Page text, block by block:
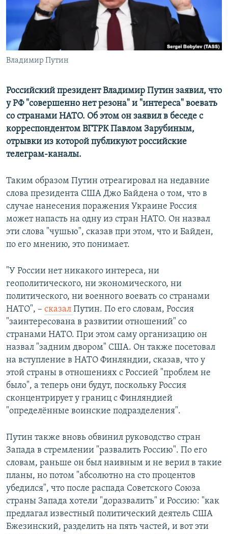
ПОБЕДИТЕЛЕЙ НЕ СУДЯТ?
КРЫМ.НЕПОКОРЕННЫЙ
ELIFBE
УКРАИНСКАЯ ПРОБЛЕМА КРЫМА
ПРИСОЕДИНЯЙТЕСЬ!
Владимир Путин
Российский президент Владимир Путин заявил, что
у РФ "совершенно нет резона" и "интереса" воевать
со странами НАТО. Об этом он заявил в беседе с
корреспондентом ВГТРК Павлом Зарубиным,
отрывки из которой публикуют российские
телеграм-каналы.
Таким образом Путин отреагировал на недавние
слова президента США Джо Байдена о том, что в
случае нанесения поражения Украине Россия
может напасть на одну из стран НАТО. Он назвал
эти слова "чушью", сказав при этом, что и Байден,
по его мнению, это понимает.
"У России нет никакого интереса, ни
геополитического, ни экономического, ни
политического, ни военного воевать со странами
НАТО", – сказал Путин. По его словам, Россия
"заинтересована в развитии отношений" со
странами НАТО. При этом саму организацию он
назвал "задним двором" США. Он также посетовал
на вступление в НАТО Финляндии, сказав, что у
этой страны в отношениях с Россией "проблем не
было", а теперь они будут, поскольку Россия
сконцентрирует у границ с Финляндией
"определённые воинские подразделения".
Путин также вновь обвинил руководство стран
Запада в стремлении "развалить Россию". По его
словам, раньше он был наивным и не верил в такие
планы, но потом "абсолютно на сто процентов
убедился", что после распада Советского Союза
страны Запада хотели "доразвалить" и Россию: "как
предлагал известный политический деятель США
Бжезинский, разделить на пять частей, и вот эти